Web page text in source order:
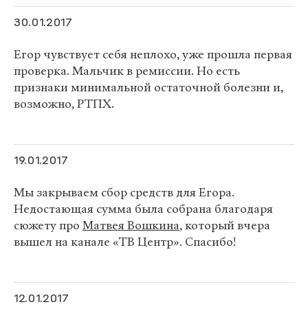
30.01.2017
Егор чувствует себя неплохо, уже прошла первая
проверка. Мальчик в ремиссии. Но есть
признаки минимальной остаточной болезни и,
возможно, РТПХ.
19.01.2017
Мы закрываем сбор средств для Егора.
Недостающая сумма была собрана благодаря
сюжету про Матвея Вошкина, который вчера
вышел на канале «ТВ Центр». Спасибо!
12.01.2017